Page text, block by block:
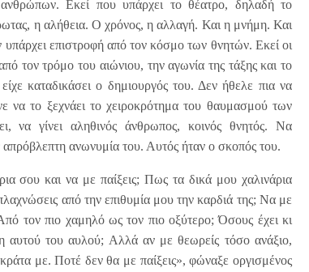
Εκεί που υπάρχει το θέατρο, δηλαδή το
η αλήθεια. Ο χρόνος, η αλλαγή. Και η μνήμη. Και
επιστροφή από τον κόσμο των θνητών. Εκεί οι
τον τρόμο του αιώνιου, την αγωνία της τάξης και το
καταδικάσει ο δημιουργός του. Δεν ήθελε πια να
να το ξεχνάει το χειροκρότημα του θαυμασμού των
να γίνει αληθινός άνθρωπος, κοινός θνητός. Να
ανωνυμία του. Αυτός ήταν ο σκοπός του.
σου και να με παίξεις; Πως τα δικά μου χαλινάρια
από την επιθυμία μου την καρδιά της; Να με
τον πιο χαμηλό ως τον πιο οξύτερο; Όσους έχει κι
του αυλού; Αλλά αν με θεωρείς τόσο ανάξιο,
με. Ποτέ δεν θα με παίξεις», φώναξε οργισμένος